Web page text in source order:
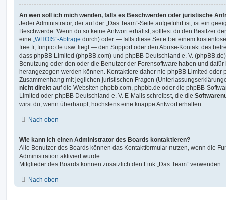
An wen soll ich mich wenden, falls es Beschwerden oder juristische
Jeder Administrator, der auf der „Das Team“-Seite aufgeführt ist, ist ein
Beschwerde. Wenn du so keine Antwort erhältst, solltest du den Besitzer
eine „WHOIS“-Abfrage durch) oder — falls diese Seite bei einem
free.fr, funpic.de usw. liegt — den Support oder den Abuse-Kontakt des
dass phpBB Limited (phpBB.com) und phpBB Deutschland e. V.
Benutzung oder den oder die Benutzer der Forensoftware haben und
herangezogen werden können. Kontaktiere daher nie phpBB Limited oder
Zusammenhang mit jeglichen juristischen Fragen
nicht direkt auf die Websiten phpbb.com, phpbb.de oder die phpBB-
Limited oder phpBB Deutschland e. V. E-Mails schreibst, die die
wirst du, wenn überhaupt, höchstens eine knappe Antwort erhalten.
Nach oben
Wie kann ich einen Administrator des Boards kontaktieren?
Alle Benutzer des Boards können das Kontaktformular nutzen, wenn die
Administration aktiviert wurde.
Mitglieder des Boards können zusätzlich den Link „Das Team“ verwenden.
Nach oben